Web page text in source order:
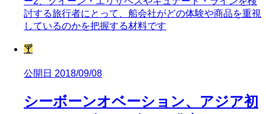
討する旅行者にとって、船会社がどの体験や商品を重視
しているのかを把握する材料です
🍸
公開日 2018/09/08
シーボーンオベーション、アジア初